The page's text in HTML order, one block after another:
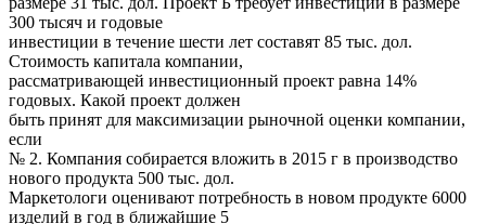
300 тысяч и годовые
инвестиции в течение шести лет составят 85 тыс. дол.
Стоимость капитала компании,
рассматривающей инвестиционный проект равна 14%
годовых. Какой проект должен
быть принят для максимизации рыночной оценки компании,
если
№ 2. Компания собирается вложить в 2015 г в производство
нового продукта 500 тыс. дол.
Маркетологи оценивают потребность в новом продукте 6000
изделий в год в ближайшие 5